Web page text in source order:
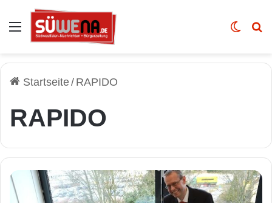
Auswahl Skin
Startseite/ RAPIDO
RAPIDO